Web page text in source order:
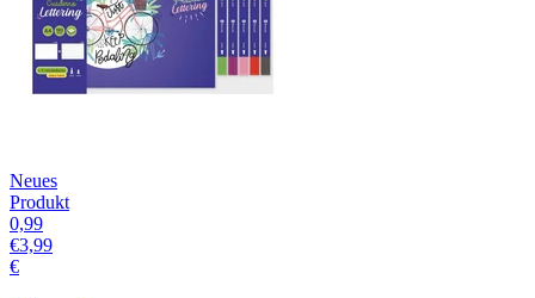
Neues
Produkt
0,99
€3,99
€